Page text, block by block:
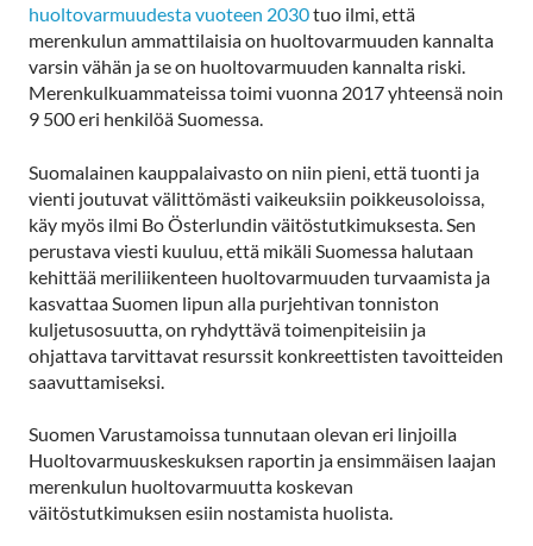
huoltovarmuudesta vuoteen 2030tuo ilmi, että
merenkulun ammattilaisia on huoltovarmuuden kannalta
varsin vähän ja se on huoltovarmuuden kannalta riski.
Merenkulkuammateissa toimi vuonna 2017 yhteensä noin
9 500 eri henkilöä Suomessa.
Suomalainen kauppalaivasto on niin pieni, että tuonti ja
vienti joutuvat välittömästi vaikeuksiin poikkeusoloissa,
käy myös ilmi Bo Österlundin väitöstutkimuksesta. Sen
perustava viesti kuuluu, että mikäli Suomessa halutaan
kehittää meriliikenteen huoltovarmuuden turvaamista ja
kasvattaa Suomen lipun alla purjehtivan tonniston
kuljetusosuutta, on ryhdyttävä toimenpiteisiin ja
ohjattava tarvittavat resurssit konkreettisten tavoitteiden
saavuttamiseksi.
Suomen Varustamoissa tunnutaan olevan eri linjoilla
Huoltovarmuuskeskuksen raportin ja ensimmäisen laajan
merenkulun huoltovarmuutta koskevan
väitöstutkimuksen esiin nostamista huolista.